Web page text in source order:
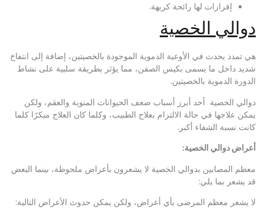
إفرازات لها رائحة كريهة.
دوالي الخصية
هي تمدد يحدث في الأوعية الدموية الموجودة بالخصيتين، إضافة إلى انتفاخ
شديد داخل ما يسمى بكيس الصفن، مما يؤثر بطريقة سلبية على نشاط
الدورة الدموية بالخصيتين.
دوالي الخصية أحد أبرز أسباب ضعف الحيوانات المنوية والعقم، ولكن
يمكن علاجها في حالة الالتزام بعلاج الطبيب، وكلما كان العلاج مبكرًا كلما
كانت نسبة الشفاء أكبر.
أعراض دوالي الخصية:
معظم المصابين بدوالي الخصية لا يشعرون بأعراض ملحوظة، بينما البعض
قد يشعر بما يلي:
لا يشعر معظم المرضى بأي أعراض، ولكن يمكن حدوث الأعراض التالية: